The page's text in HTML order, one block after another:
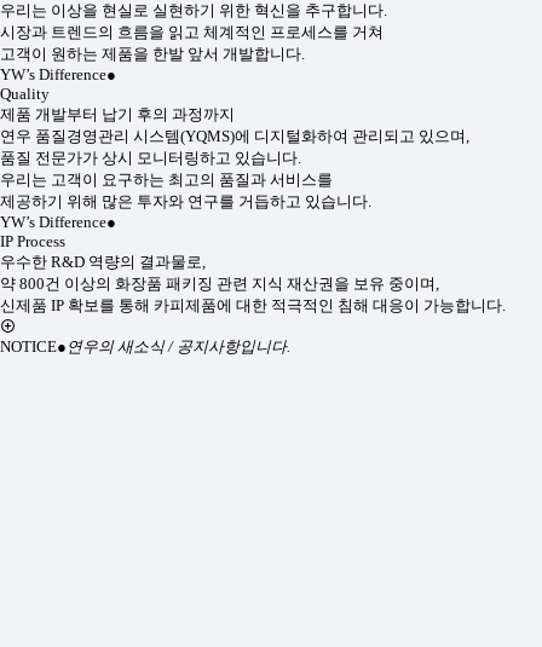
우리는 이상을 현실로 실현하기 위한 혁신을 추구합니다.
시장과 트렌드의 흐름을 읽고 체계적인 프로세스를 거쳐
고객이 원하는 제품을 한발 앞서 개발합니다.
YW’s Difference●
Quality
제품 개발부터 납기 후의 과정까지
연우 품질경영관리 시스템(YQMS)에 디지털화하여 관리되고 있으며,
품질 전문가가 상시 모니터링하고 있습니다.
우리는 고객이 요구하는 최고의 품질과 서비스를
제공하기 위해 많은 투자와 연구를 거듭하고 있습니다.
YW’s Difference●
IP Process
우수한 R&D 역량의 결과물로,
약 800건 이상의 화장품 패키징 관련 지식 재산권을 보유 중이며,
신제품 IP 확보를 통해 카피제품에 대한 적극적인 침해 대응이 가능합니다.
NOTICE● 연우의 새소식 / 공지사항입니다.